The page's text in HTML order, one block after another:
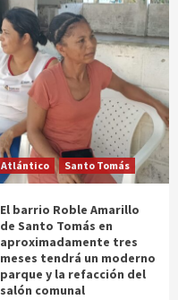
Atlántico Santo Tomás
El barrio Roble Amarillo
de Santo Tomás en
aproximadamente tres
meses tendrá un moderno
parque y la refacción del
salón comunal